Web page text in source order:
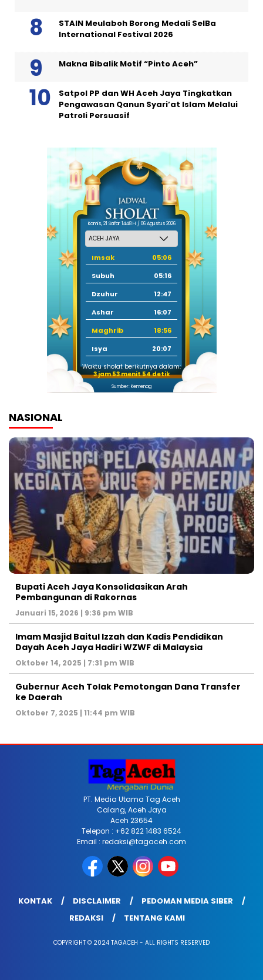
STAIN Meulaboh Borong Medali SeIBa
International Festival 2026
Makna Bibalik Motif “Pinto Aceh”
Satpol PP dan WH Aceh Jaya Tingkatkan
Pengawasan Qanun Syari’at Islam Melalui
Patroli Persuasif
Kamis, 21 Safar 1448 H / 06 Agustus 2026
Imsak
05:06
Subuh
05:16
Dzuhur
12:47
Ashar
16:07
Maghrib
18:56
Isya
20:07
Waktu sholat berikutnya dalam:
3 jam 53 menit 54 detik
Sumber: Kemenag
NASIONAL
Bupati Aceh Jaya Konsolidasikan Arah
Pembangunan di Rakornas
Januari 15, 2026 | 9:36 pm WIB
Imam Masjid Baitul Izzah dan Kadis Pendidikan
Dayah Aceh Jaya Hadiri WZWF di Malaysia
Oktober 14, 2025 | 7:31 pm WIB
Gubernur Aceh Tolak Pemotongan Dana Transfer
ke Daerah
Oktober 7, 2025 | 11:44 pm WIB
PT. Media Utama Tag Aceh
Calang, Aceh Jaya
Aceh 23654
Telepon : +62 822 1483 6524
Email : redaksi@tagaceh.com
KONTAK DISCLAIMER
PEDOMAN MEDIA SIBER
REDAKSI
TENTANG KAMI
COPYRIGHT © 2024 TAGACEH - ALL RIGHTS RESERVED